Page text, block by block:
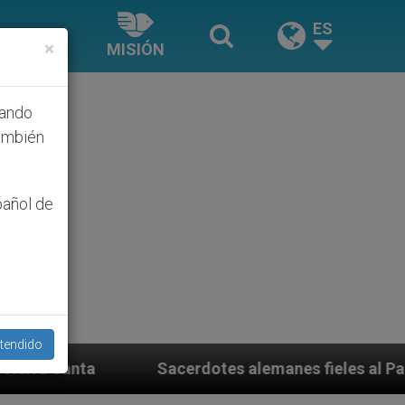
MISIÓN
ES
alemanes fieles al Papa contestan a su
×
de